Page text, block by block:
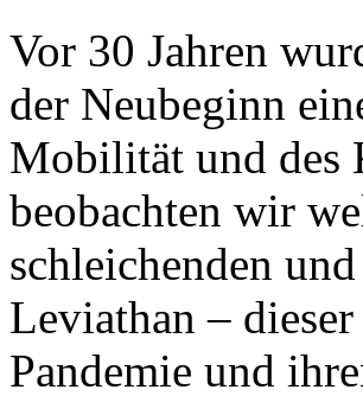
Vor 30 Jahren
der Neubeginn
Mobilität und des
beobachten wir
schleichenden
Leviathan –
Pandemie und